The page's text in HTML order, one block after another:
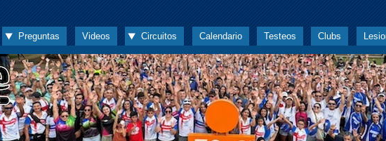
Preguntas Videos Circuitos Calendario Testeos Clubs